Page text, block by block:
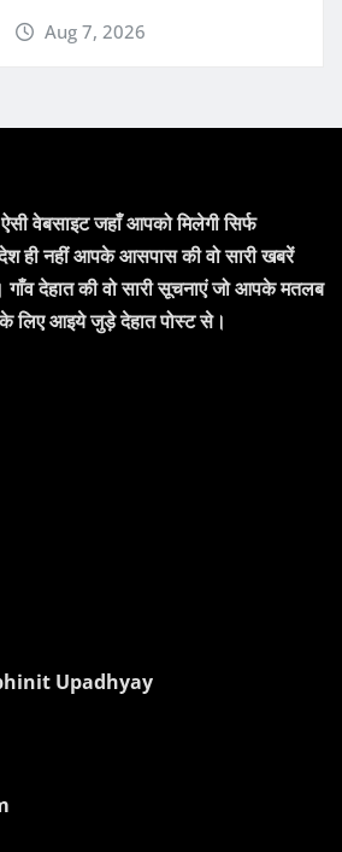
Aug 7, 2026
वेबसाइट जहाँ आपको मिलेगी सिर्फ
ही नहीं आपके आसपास की वो सारी खबरें
देहात की वो सारी सूचनाएं जो आपके मतलब
लिए आइये जुड़े देहात पोस्ट से।
Upadhyay